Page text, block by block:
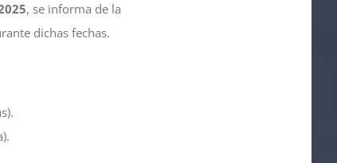
, se informa de la
dichas fechas.